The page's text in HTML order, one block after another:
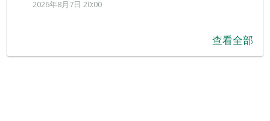
2026年8月7日 20:00
查看全部